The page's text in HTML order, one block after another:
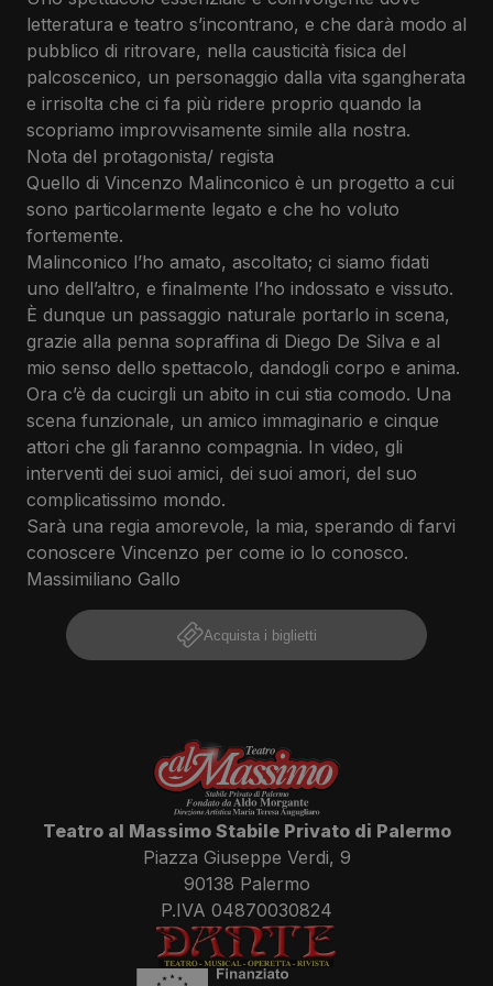
letteratura e teatro s’incontrano, e che darà modo al
pubblico di ritrovare, nella causticità fisica del
palcoscenico, un personaggio dalla vita sgangherata
e irrisolta che ci fa più ridere proprio quando la
scopriamo improvvisamente simile alla nostra.
Nota del protagonista/ regista
Quello di Vincenzo Malinconico è un progetto a cui
sono particolarmente legato e che ho voluto
fortemente.
Malinconico l’ho amato, ascoltato; ci siamo fidati
uno dell’altro, e finalmente l’ho indossato e vissuto.
È dunque un passaggio naturale portarlo in scena,
grazie alla penna sopraffina di Diego De Silva e al
mio senso dello spettacolo, dandogli corpo e anima.
Ora c’è da cucirgli un abito in cui stia comodo. Una
scena funzionale, un amico immaginario e cinque
attori che gli faranno compagnia. In video, gli
interventi dei suoi amici, dei suoi amori, del suo
complicatissimo mondo.
Sarà una regia amorevole, la mia, sperando di farvi
conoscere Vincenzo per come io lo conosco.
Massimiliano Gallo
Acquista i biglietti
Teatro al Massimo Stabile Privato di Palermo
Piazza Giuseppe Verdi, 9
90138 Palermo
P.IVA 04870030824